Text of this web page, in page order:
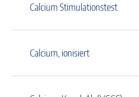
Calcium Stimulationstest
Calcium, ionisiert